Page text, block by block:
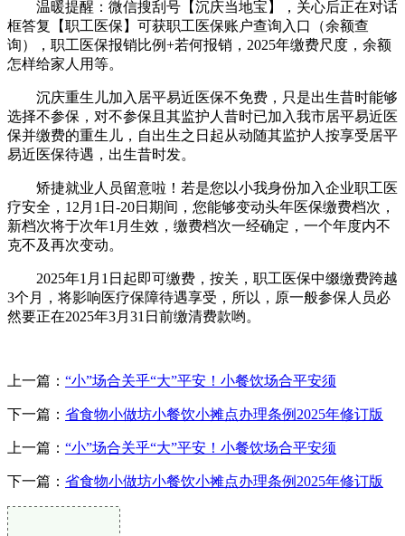
温暖提醒：微信搜刮号【沉庆当地宝】，关心后正在对话
框答复【职工医保】可获职工医保账户查询入口（余额查
询），职工医保报销比例+若何报销，2025年缴费尺度，余额
怎样给家人用等。
沉庆重生儿加入居平易近医保不免费，只是出生昔时能够
选择不参保，对不参保且其监护人昔时已加入我市居平易近医
保并缴费的重生儿，自出生之日起从动随其监护人按享受居平
易近医保待遇，出生昔时发。
矫捷就业人员留意啦！若是您以小我身份加入企业职工医
疗安全，12月1日-20日期间，您能够变动头年医保缴费档次，
新档次将于次年1月生效，缴费档次一经确定，一个年度内不
克不及再次变动。
2025年1月1日起即可缴费，按关，职工医保中缀缴费跨越
3个月，将影响医疗保障待遇享受，所以，原一般参保人员必
然要正在2025年3月31日前缴清费款哟。
上一篇： “小”场合关乎“大”平安！小餐饮场合平安须
下一篇： 省食物小做坊小餐饮小摊点办理条例2025年修订版
上一篇： “小”场合关乎“大”平安！小餐饮场合平安须
下一篇： 省食物小做坊小餐饮小摊点办理条例2025年修订版